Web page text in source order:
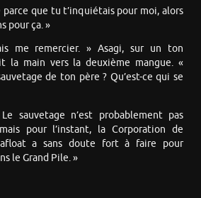
parce que tu t’inquiétais pour moi, alors
pour ça. »
me remercier. » Asagi, sur un ton
la main vers la deuxième mangue. «
de ton père ? Qu’est-ce qui se
sauvetage n’est probablement pas
pour l’instant, la Corporation de
a sans doute fort à faire pour
le Grand Pile. »